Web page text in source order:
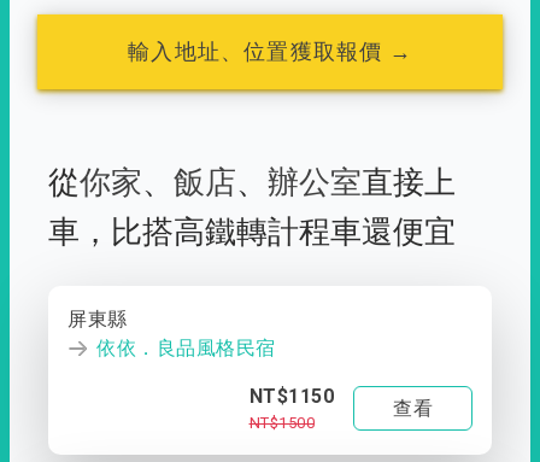
輸入地址、位置獲取報價 →
從你家、 飯店、 辦公室直接上
車， 比搭高鐵轉計程車還便宜
屏東縣
依依．良品風格民宿
NT$1150
NT$1500
查看